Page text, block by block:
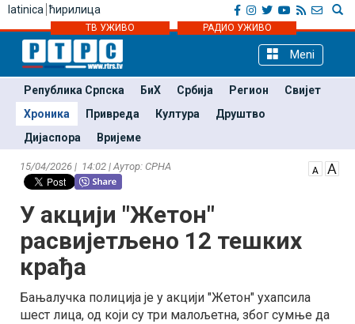
latinica ћирилица
ТВ УЖИВО РАДИО УЖИВО
Meni
Република Српска БиХ Србија Регион
Свијет
Хроника
Привреда Култура
Друштво
Дијаспора
Вријеме
15/04/2026 | 14:02 | Аутор: СРНА
У акцији "Жетон"
расвијетљено 12 тешких
крађа
Бањалучка полиција је у акцији "Жетон" ухапсила
шест лица, од који су три малољетна, због сумње да